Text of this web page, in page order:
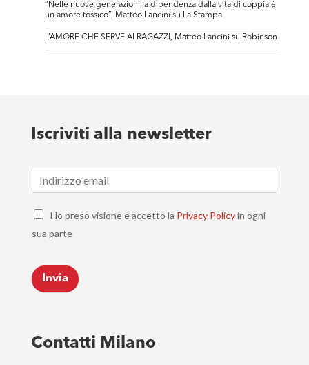
“Nelle nuove generazioni la dipendenza dalla vita di coppia è
un amore tossico”, Matteo Lancini su La Stampa
L’AMORE CHE SERVE AI RAGAZZI, Matteo Lancini su Robinson
Iscriviti alla newsletter
m
C
e
k
b
s
*
Ho preso visione e accetto la Privacy Policyin ogni
sua parte
Invia
Contatti Milano